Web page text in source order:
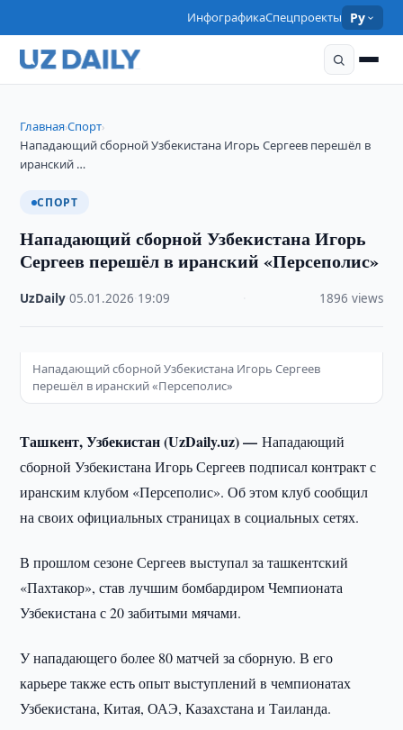
ИнфографикаСпецпроекты Ру
Главная›Спорт›
Нападающий сборной Узбекистана Игорь Сергеев перешёл в
иранский …
СПОРТ
Нападающий сборной Узбекистана Игорь
Сергеев перешёл в иранский «Персеполис»
UzDaily ·05.01.2026 19:09 1896 views
Нападающий сборной Узбекистана Игорь Сергеев
перешёл в иранский «Персеполис»
Ташкент, Узбекистан (UzDaily.uz) —Нападающий
сборной Узбекистана Игорь Сергеев подписал контракт с
иранским клубом «Персеполис». Об этом клуб сообщил
на своих официальных страницах в социальных сетях.
В прошлом сезоне Сергеев выступал за ташкентский
«Пахтакор», став лучшим бомбардиром Чемпионата
Узбекистана с 20 забитыми мячами.
У нападающего более 80 матчей за сборную. В его
карьере также есть опыт выступлений в чемпионатах
Узбекистана, Китая, ОАЭ, Казахстана и Таиланда.